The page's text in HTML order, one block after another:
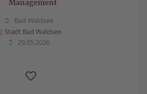
Management
Bad Waldsee
Stadt Bad Waldsee
29.05.2026